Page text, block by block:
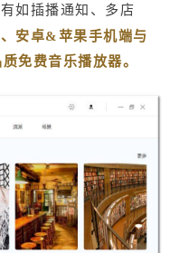
如插播通知、多店
安卓&苹果手机端与
免费音乐播放器。